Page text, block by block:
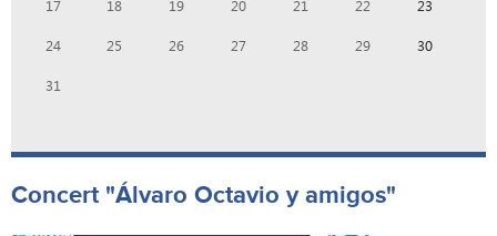
17 18 19 20 21 22 23
24 25 26 27 28 29 30
31
Concert "Álvaro Octavio y amigos"